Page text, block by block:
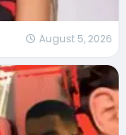
August 5, 2026